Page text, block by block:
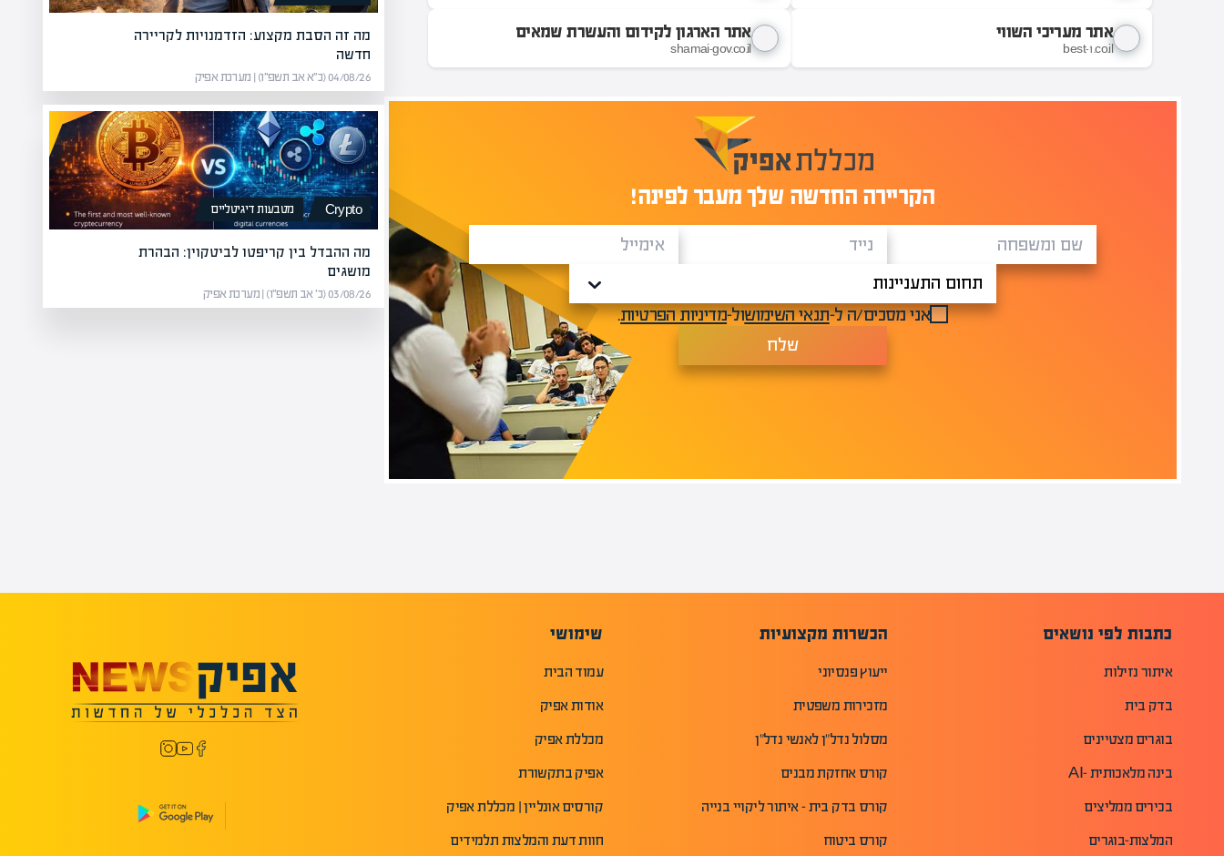
אתר מעריכי השווי
best-1.co.il
אתר הארגון לקידום והעשרת שמאים
shamai-gov.co.il
הקריירה החדשה שלך מעבר לפינה!
אני מסכים/ה ל-תנאי השימושול-מדיניות הפרטיות.
שלח
מה זה הסבת מקצוע: הזדמנויות לקריירה
חדשה
04/08/26 (כ״א אב תשפ״ו) | מערכת אפיק
Crypto מטבעות דיגיטליים
מה ההבדל בין קריפטו לביטקוין: הבהרת
מושגים
03/08/26 (כ׳ אב תשפ״ו) | מערכת אפיק
כתבות לפי נושאים
איתור נזילות
בדק בית
בוגרים מצטיינים
בינה מלאכותית -AI
בכירים ממליצים
המלצות-בוגרים
הכשרות מקצועיות
ייעוץ פנסיוני
מזכירות משפטית
מסלול נדל"ן לאנשי נדל"ן
קורס אחזקת מבנים
קורס בדק בית - איתור ליקויי בנייה
קורס ביטוח
שימושי
עמוד הבית
אודות אפיק
מכללת אפיק
אפיק בתקשורת
קורסים אונליין | מכללת אפיק
חוות דעת והמלצות תלמידים